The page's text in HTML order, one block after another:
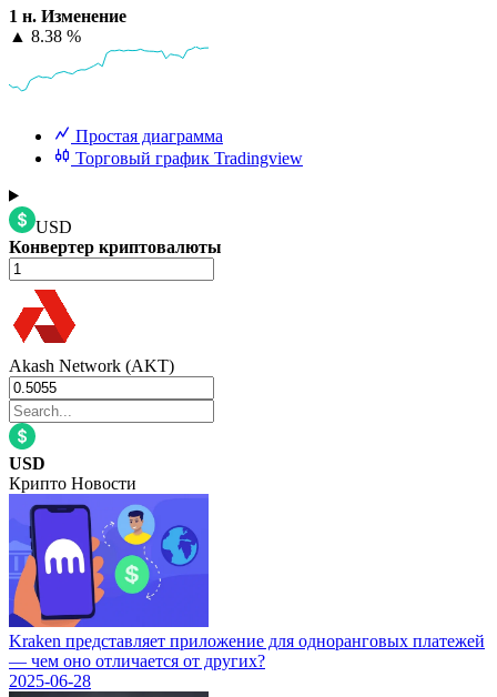
1 н. Изменение
▲ 8.38 %
Простая диаграмма
Торговый график Tradingview
USD
Конвертер криптовалюты
Akash Network (AKT)
USD
Крипто Новости
Kraken представляет приложение для одноранговых платежей
— чем оно отличается от других?
2025-06-28